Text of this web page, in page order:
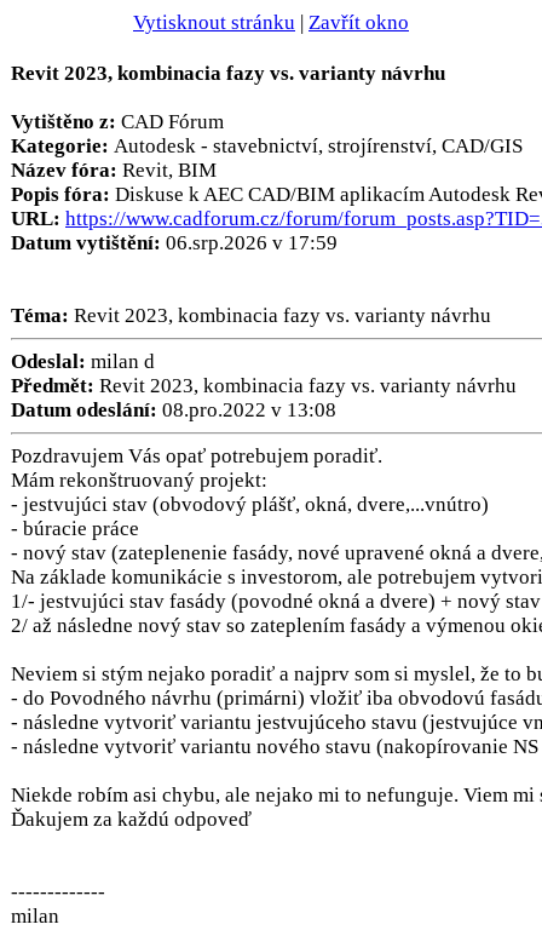
Vytisknout stránku | Zavřít okno
Revit 2023, kombinacia fazy vs. varianty návrhu
Vytištěno z: CAD Fórum
Kategorie: Autodesk - stavebnictví, strojírenství, CAD/GIS
Název fóra: Revit, BIM
Popis fóra: Diskuse k AEC CAD/BIM aplikacím Autodesk
URL: https://www.cadforum.cz/forum/
Datum vytištění: 06.srp.2026 v 17:59
Téma: Revit 2023, kombinacia fazy vs. varianty návrhu
Odeslal: milan d
Předmět: Revit 2023, kombinacia fazy vs. varianty návrhu
Datum odeslání: 08.pro.2022 v 13:08
Pozdravujem Vás opať potrebujem poradiť.
Mám rekonštruovaný projekt:
- jestvujúci stav (obvodový plášť, okná, dvere,...vnútro)
- búracie práce
- nový stav (zateplenenie fasády, nové upravené okná a
Na základe komunikácie s investorom, ale potrebujem
1/- jestvujúci stav fasády (povodné okná a dvere) + nový
2/ až následne nový stav so zateplením fasády a výmenou
Neviem si stým nejako poradiť a najprv som si myslel, že to
- do Povodného návrhu (primárni) vložiť iba obvodovú
- následne vytvoriť variantu jestvujúceho stavu (jestvujúce
- následne vytvoriť variantu nového stavu (nakopírovanie
Niekde robím asi chybu, ale nejako mi to nefunguje. Viem
Ďakujem za každú odpoveď
-------------
milan